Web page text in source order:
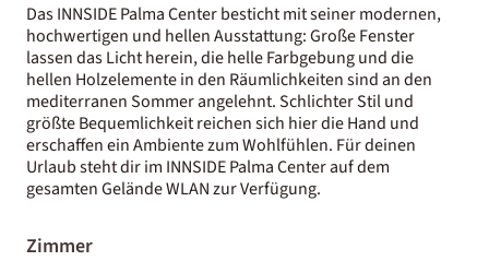
Das INNSIDE Palma Center besticht mit seiner modernen,
hochwertigen und hellen Ausstattung: Große Fenster
lassen das Licht herein, die helle Farbgebung und die
hellen Holzelemente in den Räumlichkeiten sind an den
mediterranen Sommer angelehnt. Schlichter Stil und
größte Bequemlichkeit reichen sich hier die Hand und
erschaffen ein Ambiente zum Wohlfühlen. Für deinen
Urlaub steht dir im INNSIDE Palma Center auf dem
gesamten Gelände WLAN zur Verfügung.
Zimmer